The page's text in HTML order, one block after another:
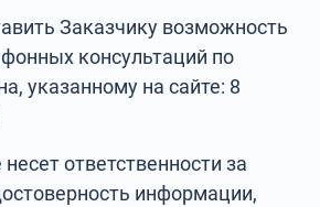
Заказчику возможность
консультаций по
указанному на сайте: 8
ответственности за
информации,